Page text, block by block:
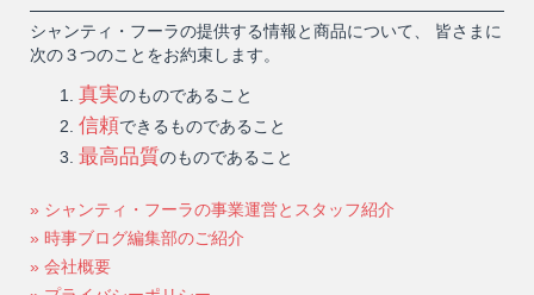
シャンティ・フーラの提供する情報と商品について、 皆さまに
次の３つのことをお約束します。
真実のものであること
信頼できるものであること
最高品質のものであること
» シャンティ・フーラの事業運営とスタッフ紹介
» 時事ブログ編集部のご紹介
» 会社概要